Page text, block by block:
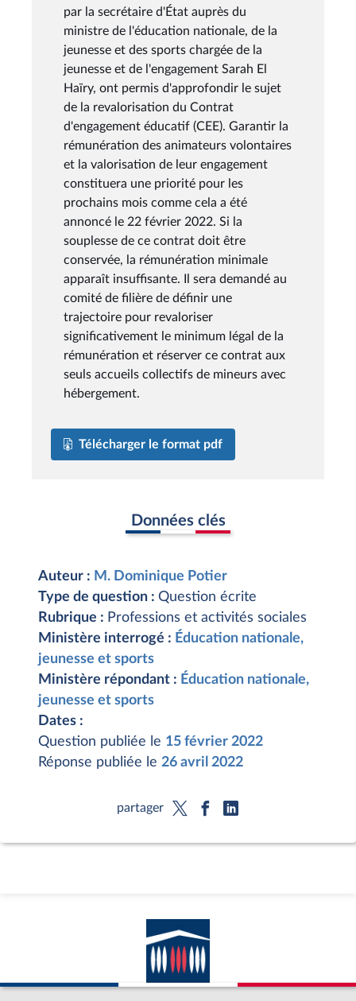
par la secrétaire d'État auprès du
ministre de l'éducation nationale, de la
jeunesse et des sports chargée de la
jeunesse et de l'engagement Sarah El
Haïry, ont permis d'approfondir le sujet
de la revalorisation du Contrat
d'engagement éducatif (CEE). Garantir la
rémunération des animateurs volontaires
et la valorisation de leur engagement
constituera une priorité pour les
prochains mois comme cela a été
annoncé le 22 février 2022. Si la
souplesse de ce contrat doit être
conservée, la rémunération minimale
apparaît insuffisante. Il sera demandé au
comité de filière de définir une
trajectoire pour revaloriser
significativement le minimum légal de la
rémunération et réserver ce contrat aux
seuls accueils collectifs de mineurs avec
hébergement.
Télécharger le format pdf
Données clés
Auteur : M. Dominique Potier
Type de question : Question écrite
Rubrique : Professions et activités sociales
Ministère interrogé : Éducation nationale,
jeunesse et sports
Ministère répondant : Éducation nationale,
jeunesse et sports
Dates :
Question publiée le 15 février 2022
Réponse publiée le 26 avril 2022
partager